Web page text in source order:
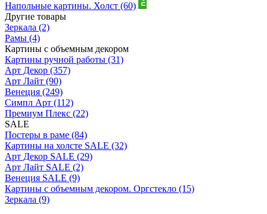
Напольные картины. Холст (60)
Другие товары
Зеркала (2)
Рамы (4)
Картины с объемным декором
Картины ручной работы (31)
Арт Декор (357)
Арт Лайт (90)
Венеция (249)
Симпл Арт (112)
Премиум Плекс (22)
SALE
Постеры в раме (84)
Картины на холсте SALE (32)
Арт Декор SALE (29)
Арт Лайт SALE (2)
Венеция SALE (9)
Картины с объемным декором. Оргстекло (15)
Зеркала (9)